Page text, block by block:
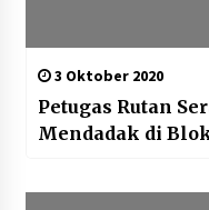
3 Oktober 2020
Petugas Rutan
Mendadak di